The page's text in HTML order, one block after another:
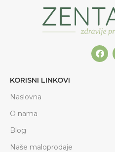
KORISNI LINKOVI
Naslovna
O nama
Blog
Naše maloprodaje